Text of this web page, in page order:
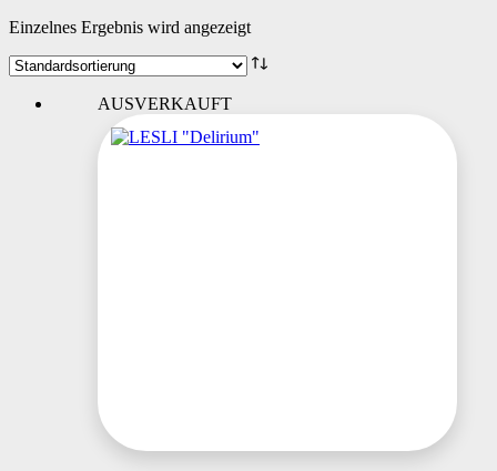
Einzelnes Ergebnis wird angezeigt
AUSVERKAUFT